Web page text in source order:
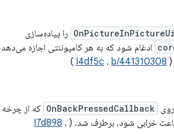
را پیاده‌سازی
ادغام شود که به هر کامپوننتی اجازه می‌دهد
I4df5c ، b/441310308
)
روی OnBackPressedCallback که از چرخه
باعث خرابی شود، برطرف شد. ( I7d898 ،